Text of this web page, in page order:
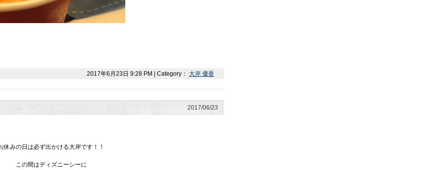
2017年6月23日 9:28 PM | Category： 大岸 優香
2017/06/23
休みの日は必ず出かける大岸です！！
この間はディズニーシーに